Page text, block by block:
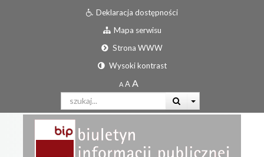
Deklaracja dostępności
Mapa serwisu
Strona WWW
Wysoki kontrast